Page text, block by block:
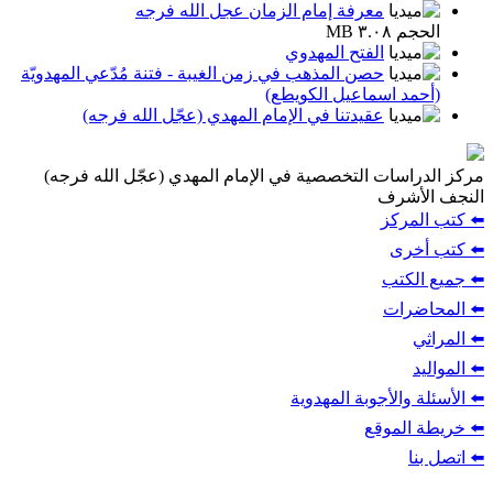
معرفة إمام الزمان عجل الله فرجه
الحجم ٣.٠٨ MB
الفتح المهدوي
حصن المذهب في زمن الغيبة - فتنة مُدّعي المهدويّة
(أحمد اسماعيل الكويطع)
عقيدتنا في الإمام المهدي (عجّل الله فرجه)
مركز الدراسات التخصصية في الإمام المهدي (عجّل الله فرجه)
النجف الأشرف
⬅️ كتب المركز
⬅️ كتب أخرى
⬅️ جميع الكتب
⬅️ المحاضرات
⬅️ المراثي
⬅️ المواليد
⬅️ الأسئلة والأجوبة المهدوية
⬅️ خريطة الموقع
⬅️ اتصل بنا